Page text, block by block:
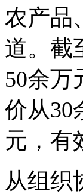
农产品
道。截
50余万
价从30
元，有
从组织